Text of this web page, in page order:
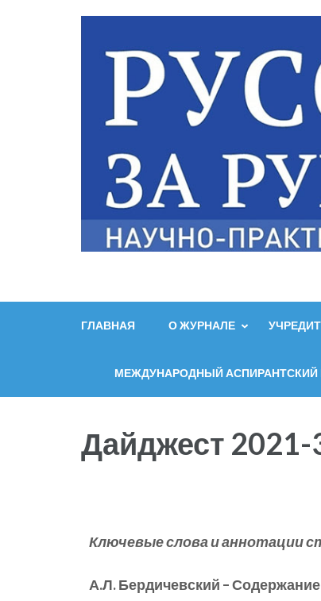
ГЛАВНАЯ О ЖУРНАЛЕ
МЕЖДУНАРОДНЫЙ АСПИРАНТСКИЙ
Дайджест 2021-
Ключевые слова и аннотации
А.Л. Бердичевский –